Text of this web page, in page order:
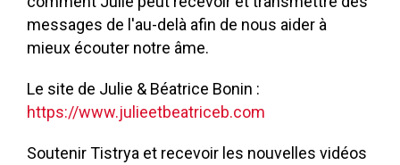
messages de l'au-delà afin de nous aider à
mieux écouter notre âme.
Le site de Julie & Béatrice Bonin :
https://www.julieetbeatriceb.com
Soutenir Tistrya et recevoir les nouvelles vidéos